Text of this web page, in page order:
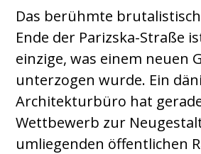
Das berühmte
Ende der Parizska-Straße
einzige, was einem neuen
unterzogen wurde. Ein
Architekturbüro hat
Wettbewerb zur
umliegenden öffentlichen